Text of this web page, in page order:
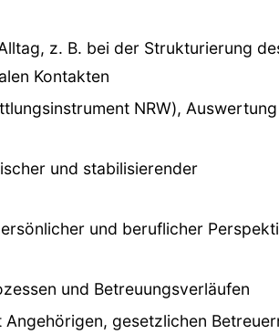
z. B. bei der Strukturierung
Kontakten
NRW),
und stabilisierender
und beruflicher
und Betreuungsverläufen
gesetzlichen